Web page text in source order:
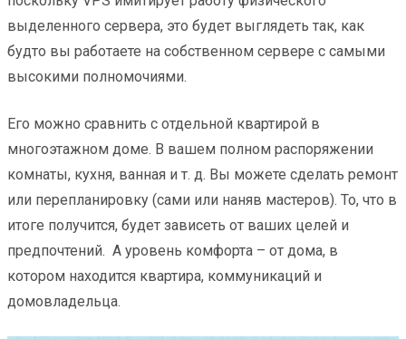
выделенного сервера, это будет выглядеть так, как
будто вы работаете на собственном сервере с самыми
высокими полномочиями.
Его можно сравнить с отдельной квартирой в
многоэтажном доме. В вашем полном распоряжении
комнаты, кухня, ванная и т. д. Вы можете сделать ремонт
или перепланировку (сами или наняв мастеров). То, что в
итоге получится, будет зависеть от ваших целей и
предпочтений. А уровень комфорта – от дома, в
котором находится квартира, коммуникаций и
домовладельца.